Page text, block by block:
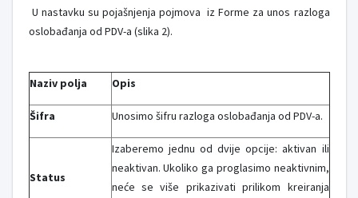
U nastavku su pojašnjenja pojmova iz Forme za unos razloga
oslobađanja od PDV-a (slika 2).
Naziv polja Opis
Šifra Unosimo šifru razloga oslobađanja od PDV-a.
Status
Izaberemo jednu od dvije opcije: aktivan ili
neaktivan. Ukoliko ga proglasimo neaktivnim,
neće se više prikazivati prilikom kreiranja